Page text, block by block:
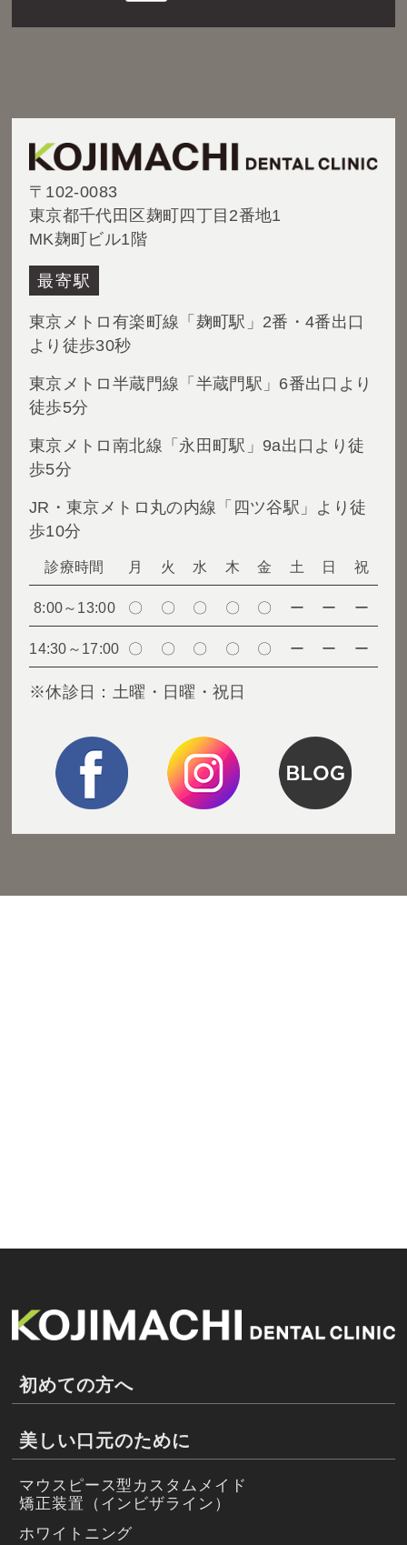
〒102-0083
東京都千代田区麹町四丁目2番地1
MK麹町ビル1階
最寄駅
東京メトロ有楽町線「麹町駅」2番・4番出口
より徒歩30秒
東京メトロ半蔵門線「半蔵門駅」6番出口より
徒歩5分
東京メトロ南北線「永田町駅」9a出口より徒
歩5分
JR・東京メトロ丸の内線「四ツ谷駅」より徒
歩10分
診療時間 月 火 水 木 金 土 日 祝
8:00～13:00 〇 〇 〇 〇 〇 ー ー ー
14:30～17:00 〇 〇 〇 〇 〇 ー ー ー
※休診日：土曜・日曜・祝日
初めての方へ
美しい口元のために
マウスピース型カスタムメイド
矯正装置（インビザライン）
ホワイトニング